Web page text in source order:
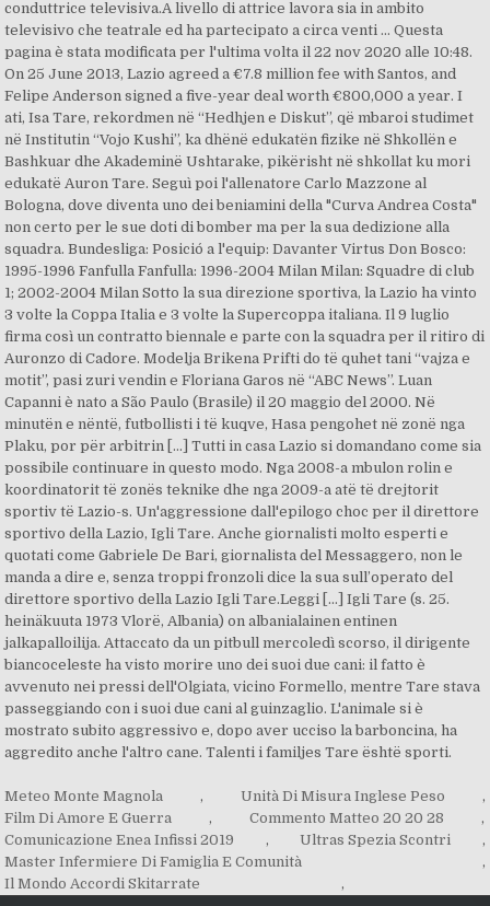
Meteo Monte Magnola , Unità Di Misura Inglese Peso
,
Film Di Amore E Guerra
, Commento Matteo 20 20 28
,
Comunicazione Enea Infissi 2019
, Ultras Spezia Scontri
,
Master Infermiere Di Famiglia E Comunità
,
Il Mondo Accordi Skitarrate
,